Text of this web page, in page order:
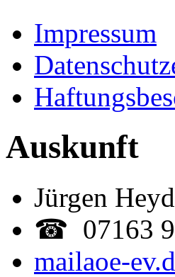
Impressum
Auskunft
Jürgen
☎ 07163
mailaoe-